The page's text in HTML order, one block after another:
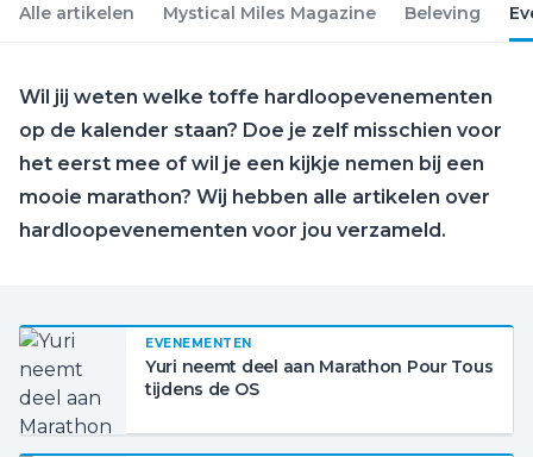
Alle artikelen Mystical Miles Magazine Beleving
Wil jij weten welke toffe hardloopevenementen
op de kalender staan? Doe je zelf misschien voor
het eerst mee of wil je een kijkje nemen bij een
mooie marathon? Wij hebben alle artikelen over
hardloopevenementen voor jou verzameld.
EVENEMENTEN
Yuri neemt deel aan Marathon Pour Tous
tijdens de OS